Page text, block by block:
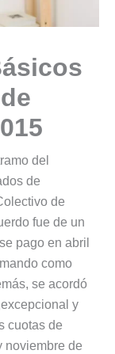
del
de
de
fue de un
pago en abril
como
se acordó
y
cuotas de
noviembre de